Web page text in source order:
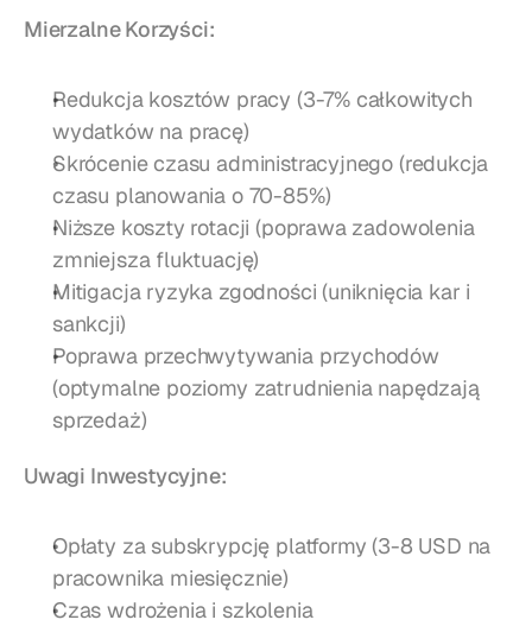
Mierzalne Korzyści:
Redukcja kosztów pracy (3-7% całkowitych
wydatków na pracę)
Skrócenie czasu administracyjnego (redukcja
czasu planowania o 70-85%)
Niższe koszty rotacji (poprawa zadowolenia
zmniejsza fluktuację)
Mitigacja ryzyka zgodności (uniknięcia kar i
sankcji)
Poprawa przechwytywania przychodów
(optymalne poziomy zatrudnienia napędzają
sprzedaż)
Uwagi Inwestycyjne:
Opłaty za subskrypcję platformy (3-8 USD na
pracownika miesięcznie)
Czas wdrożenia i szkolenia